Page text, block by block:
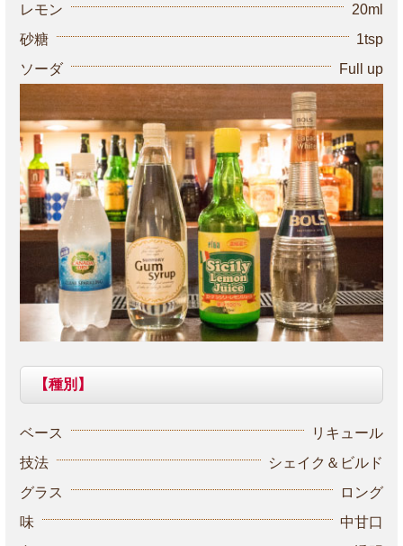
レモン
20ml
砂糖
1tsp
ソーダ
Full up
【種別】
ベース
リキュール
技法
シェイク＆ビルド
グラス
ロング
味
中甘口